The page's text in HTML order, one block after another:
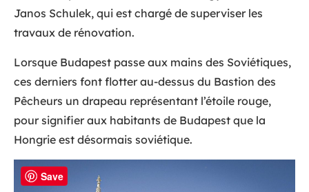
Janos Schulek, qui est chargé de superviser les
travaux de rénovation.
Lorsque Budapest passe aux mains des Soviétiques,
ces derniers font flotter au-dessus du Bastion des
Pêcheurs un drapeau représentant l’étoile rouge,
pour signifier aux habitants de Budapest que la
Hongrie est désormais soviétique.
Save